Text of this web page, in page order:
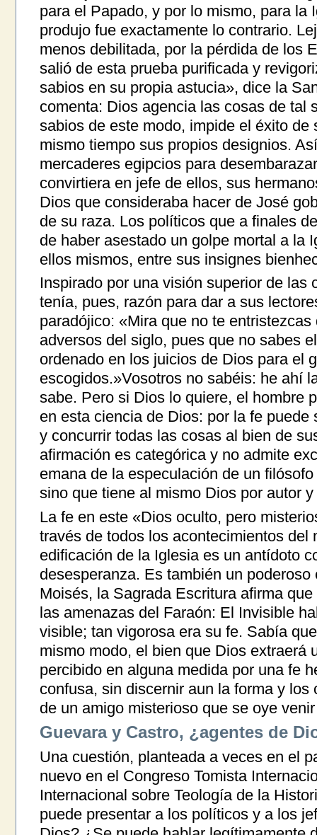
para el Papado, y por lo mismo, para la
produjo fue exactamente lo contrario.
menos debilitada, por la pérdida de los
salió de esta prueba purificada y
sabios en su propia astucia», dice la
comenta: Dios agencia las cosas de tal
sabios de este modo, impide el éxito de
mismo tiempo sus propios designios.
mercaderes egipcios para
convirtiera en jefe de ellos, sus
Dios que consideraba hacer de José
de su raza. Los políticos que a finales
de haber asestado un golpe mortal a la
ellos mismos, entre sus insignes
Inspirado por una visión superior de las
tenía, pues, razón para dar a sus
paradójico: «Mira que no te
adversos del siglo, pues que no sabes
ordenado en los juicios de Dios para el
escogidos.»Vosotros no sabéis: he ahí
sabe. Pero si Dios lo quiere, el hombre
en esta ciencia de Dios: por la fe
y concurrir todas las cosas al bien de
afirmación es categórica y no admite
emana de la especulación de un
sino que tiene al mismo Dios por autor
La fe en este «Dios oculto, pero
través de todos los acontecimientos del
edificación de la Iglesia es un antídoto
desesperanza. Es también un
Moisés, la Sagrada Escritura afirma
las amenazas del Faraón: El Invisible
visible; tan vigorosa era su fe. Sabía
mismo modo, el bien que Dios extraerá
percibido en alguna medida por una fe
confusa, sin discernir aun la forma y
de un amigo misterioso que se oye
Guevara y Castro, ¿agentes de
Una cuestión, planteada a veces en el
nuevo en el Congreso Tomista
Internacional sobre Teología de la
puede presentar a los políticos y a los